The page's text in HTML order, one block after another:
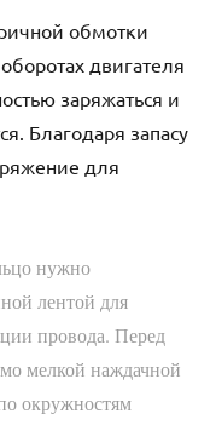
обмотки
двигателя
заряжаться и
Благодаря запасу
для
нужно
лентой для
провода. Перед
мелкой наждачной
окружностям